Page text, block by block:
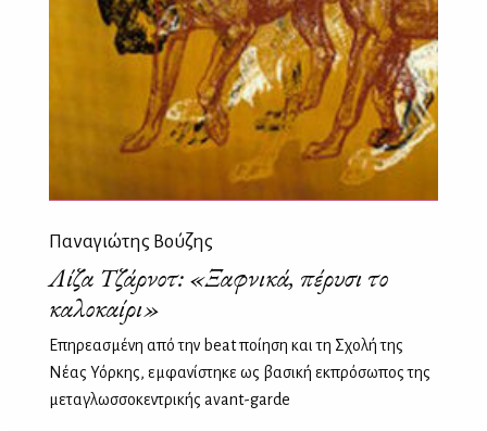
Παναγιώτης Βούζης
Λίζα Τζάρνοτ: «Ξαφνικά, πέρυσι το
καλοκαίρι»
Επηρεασμένη από την beat ποίηση και τη Σχολή της
Νέας Υόρκης, εμφανίστηκε ως βασική εκπρόσωπος της
μεταγλωσσοκεντρικής avant-garde